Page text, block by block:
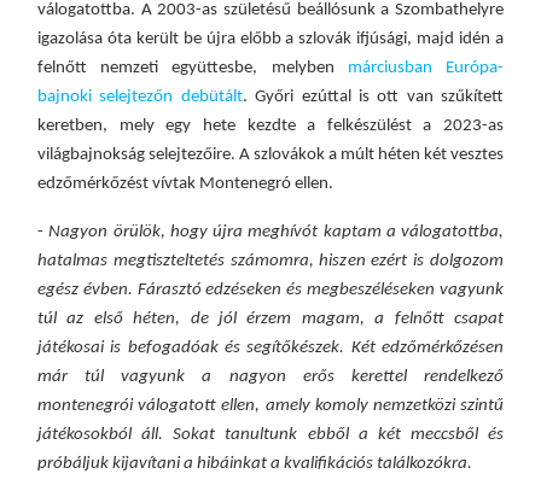
válogatottba. A 2003-as születésű beállósunk a Szombathelyre
igazolása óta került be újra előbb a szlovák ifjúsági, majd idén a
felnőtt nemzeti együttesbe, melyben márciusban Európa-
bajnoki selejtezőn debütált. Győri ezúttal is ott van szűkített
keretben, mely egy hete kezdte a felkészülést a 2023-as
világbajnokság selejtezőire. A szlovákok a múlt héten két vesztes
edzőmérkőzést vívtak Montenegró ellen.
-Nagyon örülök, hogy újra meghívót kaptam a válogatottba,
hatalmas megtiszteltetés számomra, hiszen ezért is dolgozom
egész évben. Fárasztó edzéseken és megbeszéléseken vagyunk
túl az első héten, de jól érzem magam, a felnőtt csapat
játékosai is befogadóak és segítőkészek. Két edzőmérkőzésen
már túl vagyunk a nagyon erős kerettel rendelkező
montenegrói válogatott ellen, amely komoly nemzetközi szintű
játékosokból áll. Sokat tanultunk ebből a két meccsből és
próbáljuk kijavítani a hibáinkat a kvalifikációs találkozókra.